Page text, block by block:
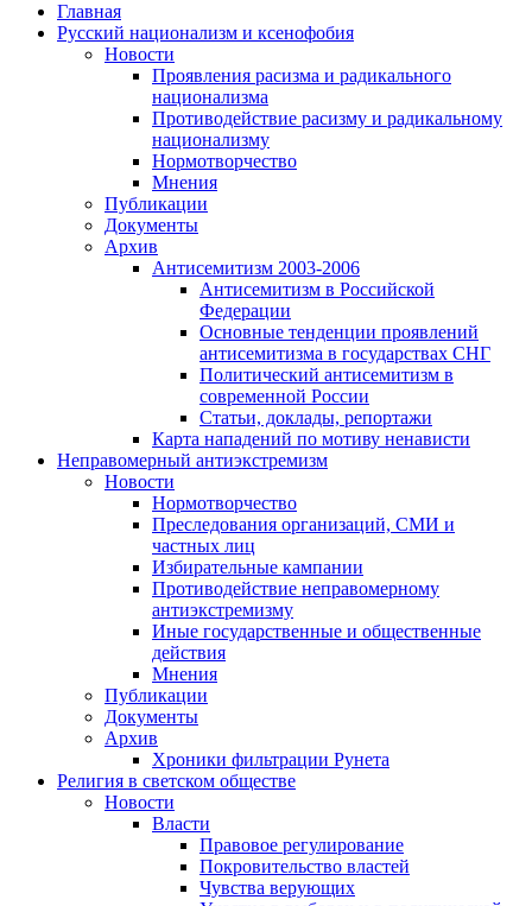
Главная
Русский национализм и ксенофобия
Новости
Проявления расизма и радикального
национализма
Противодействие расизму и радикальному
национализму
Нормотворчество
Мнения
Публикации
Документы
Архив
Антисемитизм 2003-2006
Антисемитизм в Российской
Федерации
Основные тенденции проявлений
антисемитизма в государствах СНГ
Политический антисемитизм в
современной России
Статьи, доклады, репортажи
Карта нападений по мотиву ненависти
Неправомерный антиэкстремизм
Новости
Нормотворчество
Преследования организаций, СМИ и
частных лиц
Избирательные кампании
Противодействие неправомерному
антиэкстремизму
Иные государственные и общественные
действия
Мнения
Публикации
Документы
Архив
Хроники фильтрации Рунета
Религия в светском обществе
Новости
Власти
Правовое регулирование
Покровительство властей
Чувства верующих